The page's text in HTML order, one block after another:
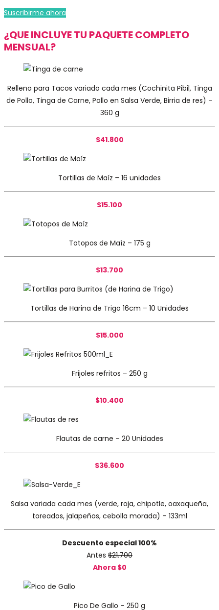
Suscribirme ahora
¿QUE INCLUYE TU PAQUETE COMPLETO
MENSUAL?
Relleno para Tacos variado cada mes (Cochinita Pibil, Tinga
de Pollo, Tinga de Carne, Pollo en Salsa Verde, Birria de res) –
360 g
$41.800
Tortillas de Maíz – 16 unidades
$15.100
Totopos de Maíz – 175 g
$13.700
Tortillas de Harina de Trigo 16cm – 10 Unidades
$15.000
Frijoles refritos – 250 g
$10.400
Flautas de carne – 20 Unidades
$36.600
Salsa variada cada mes (verde, roja, chipotle, oaxaqueña,
toreados, jalapeños, cebolla morada) – 133ml
Descuento especial 100%
Antes $21.700
Ahora $0
Pico De Gallo – 250 g